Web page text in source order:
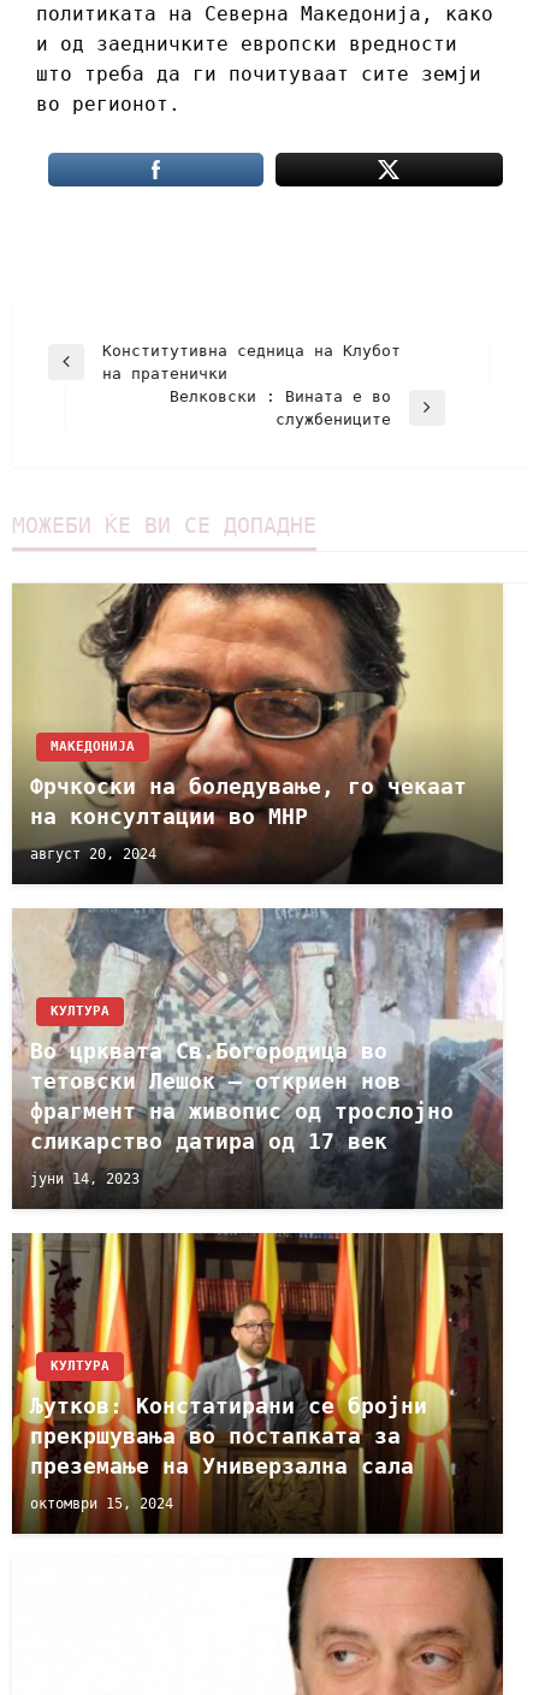
политиката на Северна Македонија, како
и од заедничките европски вредности
што треба да ги почитуваат сите земји
во регионот.
Конститутивна седница на Клубот
на пратенички
Велковски : Вината е во
службениците
МОЖЕБИ ЌЕ ВИ СЕ ДОПАДНЕ
МАКЕДОНИЈА
Фрчкоски на боледување, го чекаат
на консултации во МНР
август 20, 2024
КУЛТУРА
Во црквата Св.Богородица во
тетовски Лешок – откриен нов
фрагмент на живопис од трослојно
сликарство датира од 17 век
јуни 14, 2023
КУЛТУРА
Љутков: Констатирани се бројни
прекршувања во постапката за
преземање на Универзална сала
октомври 15, 2024